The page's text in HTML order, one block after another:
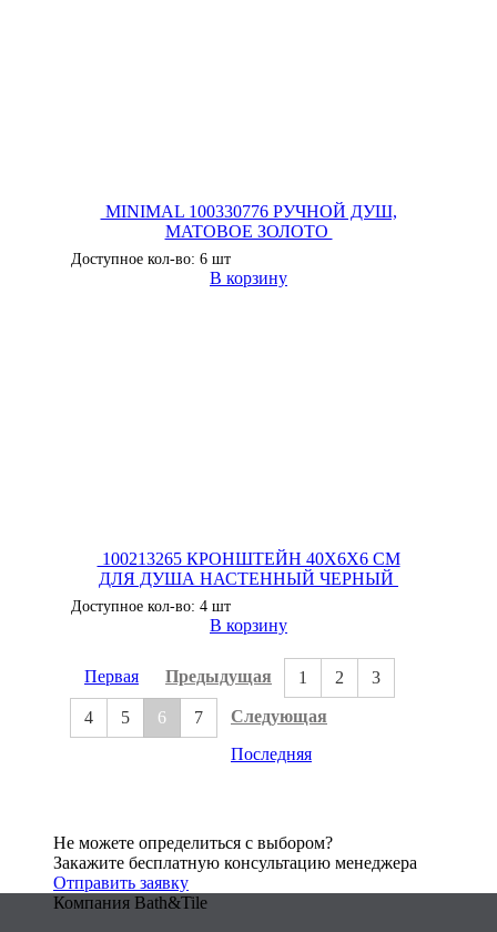
MINIMAL 100330776 РУЧНОЙ ДУШ,
MATOBOE ЗОЛОТО
Доступное кол-во: 6 шт
В корзину
100213265 КРОНШТЕЙН 40Х6Х6 СМ
ДЛЯ ДУША НАСТЕННЫЙ ЧЕРНЫЙ
Доступное кол-во: 4 шт
В корзину
Первая Предыдущая 1 2 3
4 5 6 7
Следующая
Последняя
Не можете определиться с выбором?
Закажите бесплатную консультацию менеджера
Отправить заявку
Компания Bath&Tile